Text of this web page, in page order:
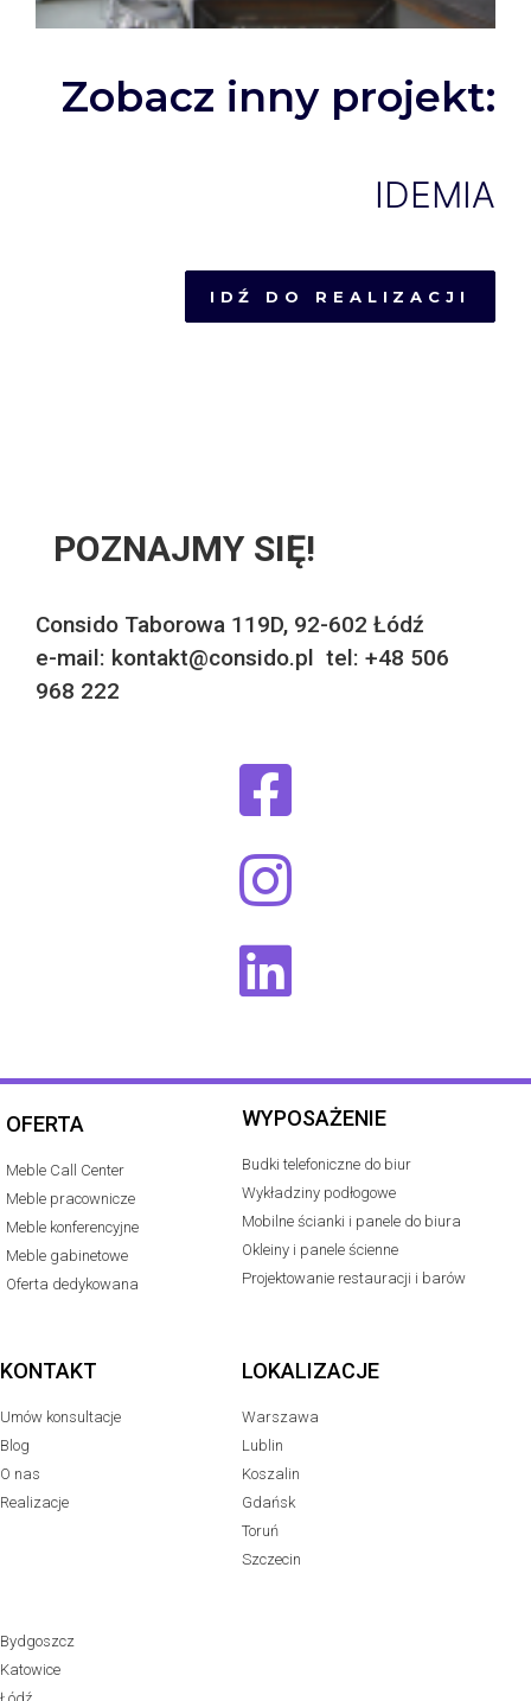
Zobacz inny projekt:
IDEMIA
IDŹ DO REALIZACJI
POZNAJMY SIĘ!
Consido Taborowa 119D, 92-602 Łódź
e-mail: kontakt@consido.pl tel: +48 506
968 222
OFERTA
Meble Call Center
Meble pracownicze
Meble konferencyjne
Meble gabinetowe
Oferta dedykowana
WYPOSAŻENIE
Budki telefoniczne do biur
Wykładziny podłogowe
Mobilne ścianki i panele do biura
Okleiny i panele ścienne
Projektowanie restauracji i barów
KONTAKT
Umów konsultacje
Blog
O nas
Realizacje
LOKALIZACJE
Warszawa
Lublin
Koszalin
Gdańsk
Toruń
Szczecin
Bydgoszcz
Katowice